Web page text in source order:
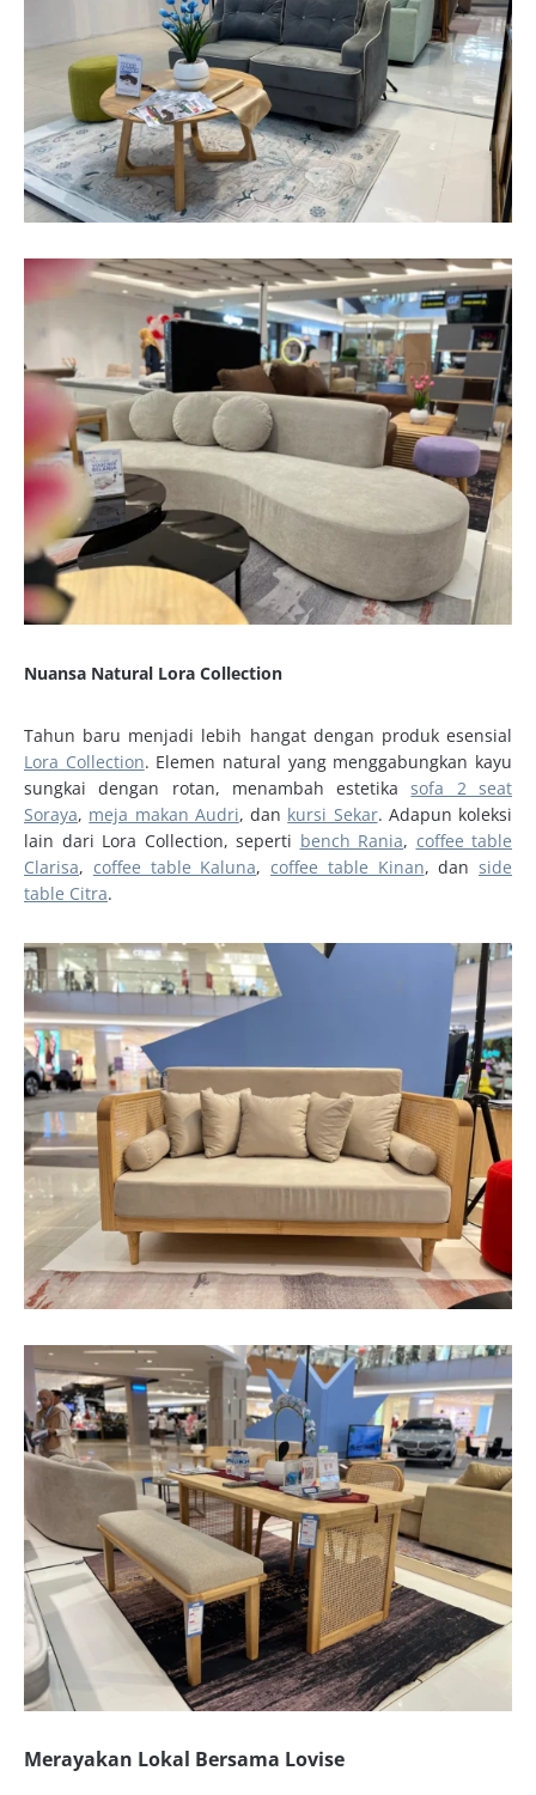
Nuansa Natural Lora Collection
Tahun baru menjadi lebih hangat dengan produk esensial
Lora Collection. Elemen natural yang menggabungkan kayu
sungkai dengan rotan, menambah estetikasofa 2 seat
Soraya, meja makan Audri, dan kursi Sekar. Adapun koleksi
lain dari Lora Collection, seperti bench Rania, coffee table
Clarisa, coffee table Kaluna, coffee table Kinan, dan side
table Citra.
Merayakan Lokal Bersama Lovise